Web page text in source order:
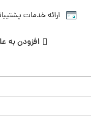
ارائه خدمات
افزودن به